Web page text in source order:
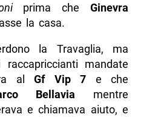
prima cheGinevra
la casa.
la Travaglia, ma
mandate
alGf Vip 7 e che
Bellavia mentre
e chiamava aiuto, e